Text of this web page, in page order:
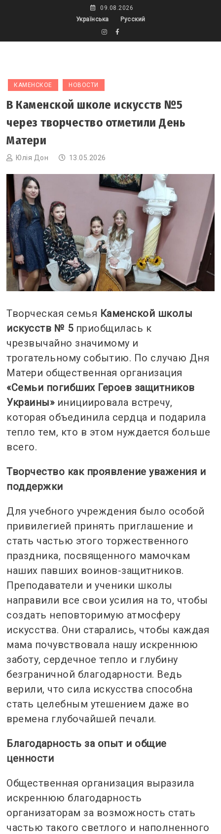
09.08.2026
Українська
Русский
КАМЕНСКОЕ НОВОСТИ
В Каменской школе искусств №5
через творчество отметили День
Матери
Юлія Дон 13.05.2026
Творческая семья Каменской школы
искусств № 5приобщилась к
чрезвычайно значимому и
трогательному событию. По случаю Дня
Матери общественная организация
«Семьи погибших Героев защитников
Украины»инициировала встречу,
которая объединила сердца и подарила
тепло тем, кто в этом нуждается больше
всего.
Творчество как проявление уважения и
поддержки
Для учебного учреждения было особой
привилегией принять приглашение и
стать частью этого торжественного
праздника, посвященного мамочкам
наших павших воинов-защитников.
Преподаватели и ученики школы
направили все свои усилия на то, чтобы
создать неповторимую атмосферу
искусства. Они старались, чтобы каждая
мама почувствовала нашу искреннюю
заботу, сердечное тепло и глубину
безграничной благодарности. Ведь
верили, что сила искусства способна
стать целебным утешением даже во
времена глубочайшей печали.
Благодарность за опыт и общие
ценности
Общественная организация выразила
искреннюю благодарность
организаторам за возможность стать
частью такого светлого и наполненного